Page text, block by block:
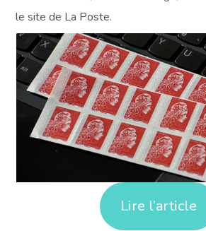
le site de La Poste.
Lire l’article